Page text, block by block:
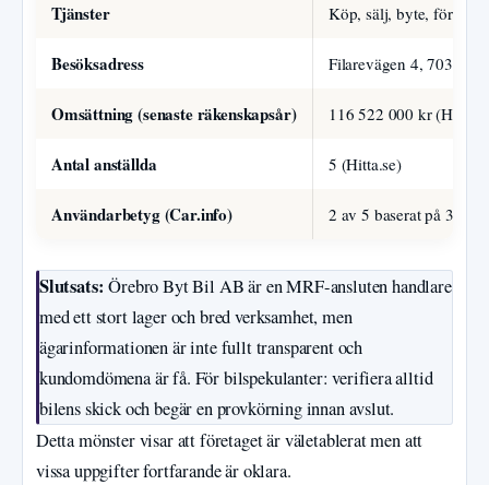
Tjänster Köp, sälj, byte,
Besöksadress Filarevägen 4, 703 75
Omsättning (senaste räkenskapsår) 116 522 000 kr
Antal anställda 5 (Hitta.se)
Användarbetyg (Car.info) 2 av 5 baserat på 3
Slutsats: Örebro Byt Bil AB är en MRF-ansluten handlare
med ett stort lager och bred verksamhet, men
ägarinformationen är inte fullt transparent och
kundomdömena är få. För bilspekulanter: verifiera alltid
bilens skick och begär en provkörning innan avslut.
Detta mönster visar att företaget är väletablerat men att
vissa uppgifter fortfarande är oklara.